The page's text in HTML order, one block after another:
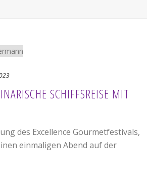
SCHIFFSREISE MIT
des Excellence Gourmetfestivals,
einmaligen Abend auf der